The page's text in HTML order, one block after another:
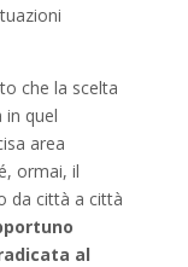
che la scelta
in quel
area
ormai, il
da città a città
al